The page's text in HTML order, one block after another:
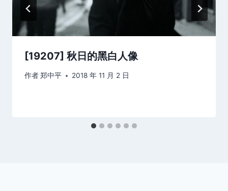
[19207] 秋日的黑白人像
作者郑中平 2018 年 11 月 2 日